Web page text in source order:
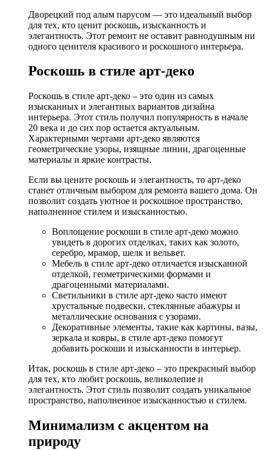
Дворецкий под алым парусом — это идеальный выбор
для тех, кто ценит роскошь, изысканность и
элегантность. Этот ремонт не оставит равнодушным ни
одного ценителя красивого и роскошного интерьера.
Роскошь в стиле арт-деко
Роскошь в стиле арт-деко – это один из самых
изысканных и элегантных вариантов дизайна
интерьера. Этот стиль получил популярность в начале
20 века и до сих пор остается актуальным.
Характерными чертами арт-деко являются
геометрические узоры, изящные линии, драгоценные
материалы и яркие контрасты.
Если вы цените роскошь и элегантность, то арт-деко
станет отличным выбором для ремонта вашего дома. Он
позволит создать уютное и роскошное пространство,
наполненное стилем и изысканностью.
Воплощение роскоши в стиле арт-деко можно
увидеть в дорогих отделках, таких как золото,
серебро, мрамор, шелк и вельвет.
Мебель в стиле арт-деко отличается изысканной
отделкой, геометрическими формами и
драгоценными материалами.
Светильники в стиле арт-деко часто имеют
хрустальные подвески, стеклянные абажуры и
металлические основания с узорами.
Декоративные элементы, такие как картины, вазы,
зеркала и ковры, в стиле арт-деко помогут
добавить роскоши и изысканности в интерьер.
Итак, роскошь в стиле арт-деко – это прекрасный выбор
для тех, кто любит роскошь, великолепие и
элегантность. Этот стиль позволит создать уникальное
пространство, наполненное изысканностью и стилем.
Минимализм с акцентом на
природу